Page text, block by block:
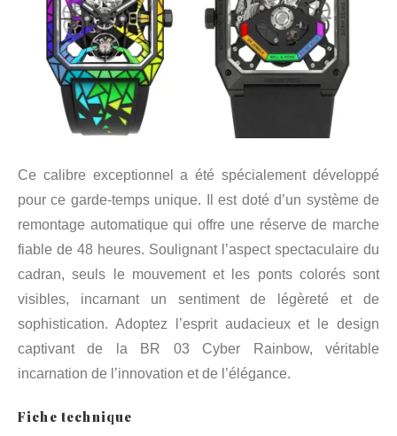
Ce calibre exceptionnel a été spécialement développé
pour ce garde-temps unique. Il est doté d’un système de
remontage automatique qui offre une réserve de marche
fiable de 48 heures. Soulignant l’aspect spectaculaire du
cadran, seuls le mouvement et les ponts colorés sont
visibles, incarnant un sentiment de légèreté et de
sophistication. Adoptez l’esprit audacieux et le design
captivant de la BR 03 Cyber Rainbow, véritable
incarnation de l’innovation et de l’élégance.
Fiche technique